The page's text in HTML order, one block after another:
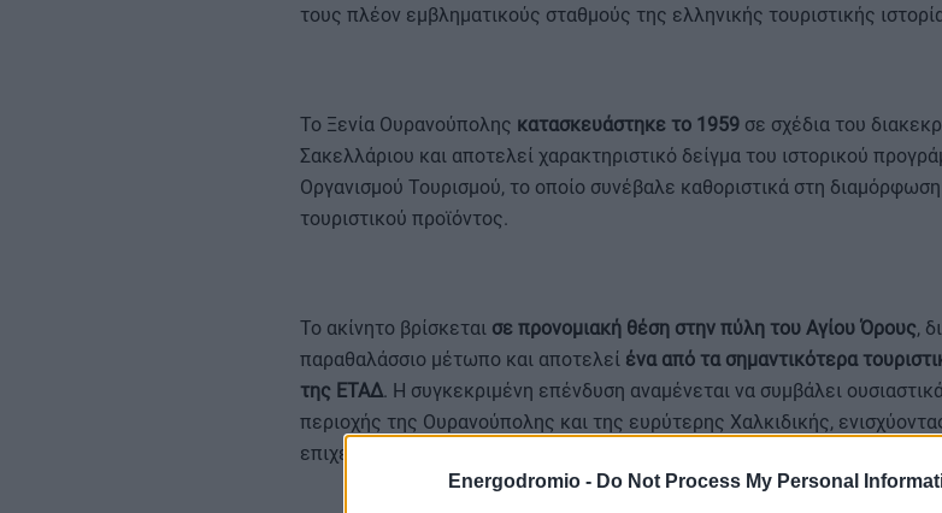
Energodromio - Do Not Process My Personal
τους πλέον εμβληματικούς σταθμούς της ελληνικής τουριστικής
Το Ξενία Ουρανούπολης κατασκευάστηκε το 1959σε σχέδια του
Σακελλάριου και αποτελεί χαρακτηριστικό δείγμα του ιστορικού
Οργανισμού Τουρισμού, το οποίο συνέβαλε καθοριστικά στη
τουριστικού προϊόντος.
Το ακίνητο βρίσκεται σε προνομιακή θέση στην πύλη του Αγίου Όρους,
παραθαλάσσιο μέτωπο και αποτελεί ένα από τα σημαντικότερα
της ΕΤΑΔ. Η συγκεκριμένη επένδυση αναμένεται να συμβάλει
περιοχής της Ουρανούπολης και της ευρύτερης Χαλκιδικής,
επιχειρηματικότητα και τη διεθνή ελκυστικότητα του προορισμού.